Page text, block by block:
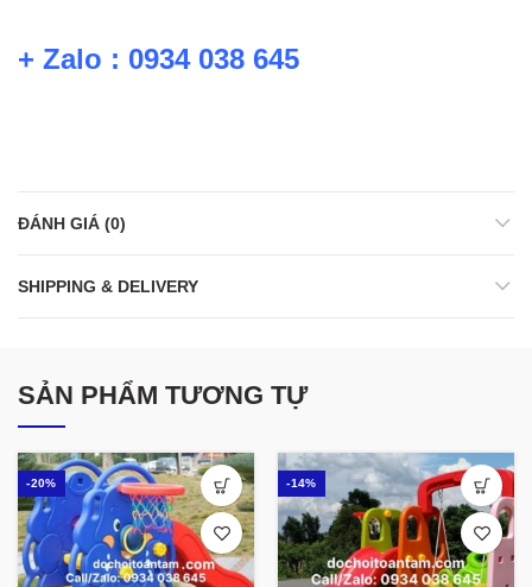
+ Zalo : 0934 038 645
ĐÁNH GIÁ (0)
SHIPPING & DELIVERY
SẢN PHẨM TƯƠNG TỰ
-20% -14%